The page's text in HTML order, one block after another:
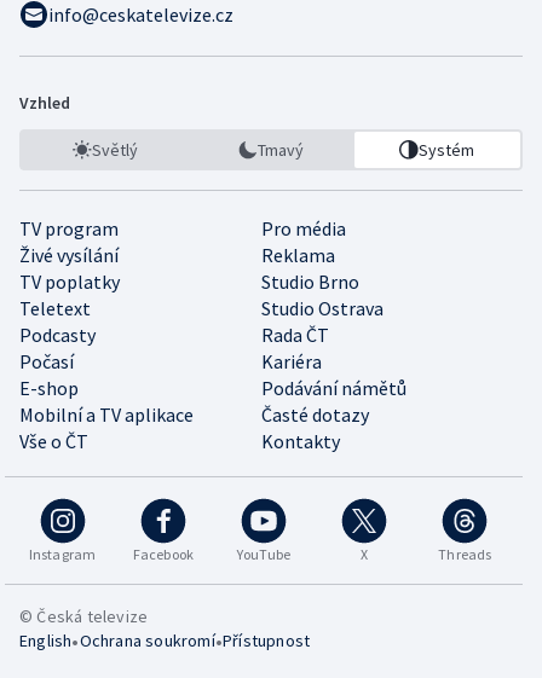
info@ceskatelevize.cz
Vzhled
Světlý Tmavý Systém
TV program
Pro média
Živé vysílání
Reklama
TV poplatky
Studio Brno
Teletext
Studio Ostrava
Podcasty
Rada ČT
Počasí
Kariéra
E-shop
Podávání námětů
Mobilní a TV aplikace
Časté dotazy
Vše o ČT
Kontakty
Instagram Facebook YouTube X Threads
© Česká televize
English•Ochrana soukromí•Přístupnost